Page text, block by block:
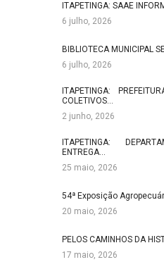
ITAPETINGA: SAAE
6 julho, 2026
BIBLIOTECA MUNICIPAL
6 julho, 2026
ITAPETINGA:
COLETIVOS…
2 junho, 2026
ITAPETINGA:
ENTREGA…
25 maio, 2026
54ª Exposição
20 maio, 2026
PELOS CAMINHOS DA
17 maio, 2026